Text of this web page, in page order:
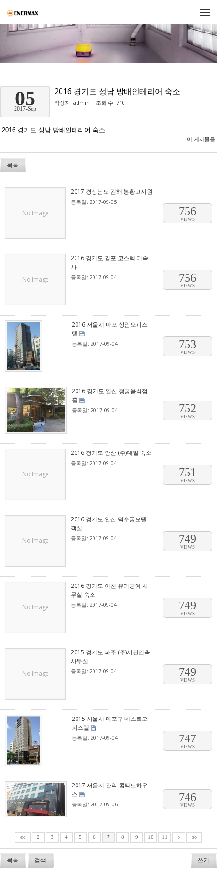
05
2017-Sep
2016 경기도 성남 방배인테리어 숙소
작성자: admin 조회 수: 710
2016 경기도 성남 방배인테리어 숙소
이 게시물을
목록
No Image
2017 경상남도 김해 봉황고시원
등록일: 2017-09-05
756
VIEWS
No Image
2016 경기도 김포 코스텍 기숙
사
등록일: 2017-09-04 756
VIEWS
2016 서울시 마포 상암오피스
텔
등록일: 2017-09-04 753
VIEWS
2016 경기도 일산 청궁음식점
홀
등록일: 2017-09-04 752
VIEWS
No Image
2016 경기도 안산 (주)대일 숙소
등록일: 2017-09-04
751
VIEWS
No Image
2016 경기도 안산 덕수궁모텔
객실
등록일: 2017-09-04 749
VIEWS
No Image
2016 경기도 이천 유리공예 사
무실 숙소
등록일: 2017-09-04 749
VIEWS
No Image
2015 경기도 파주 (주)서진건축
사무실
등록일: 2017-09-04 749
VIEWS
2015 서울시 마포구 네스트오
피스텔
등록일: 2017-09-04 747
VIEWS
2017 서울시 관악 콤팩트하우
스
등록일: 2017-09-06
746
VIEWS
2 3 4 5 6 7 8 9 10 11
목록 검색 쓰기